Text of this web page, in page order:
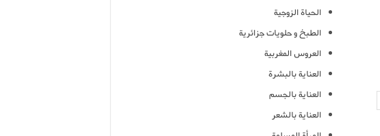
الحياة الزوجية
الطبخ و حلويات جزائرية
العروس المغربية
العناية بالبشرة
العناية بالجسم
العناية بالشعر